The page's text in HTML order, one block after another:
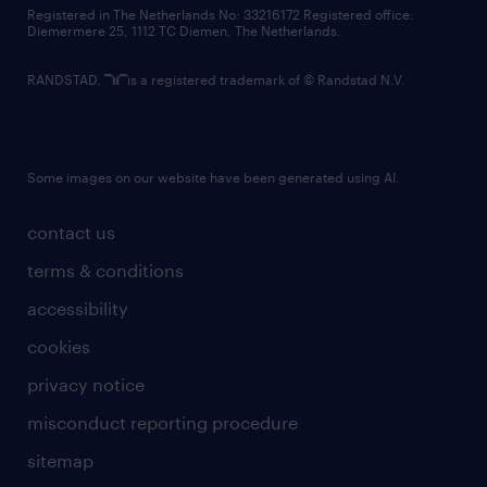
contact us
terms & conditions
accessibility
cookies
privacy notice
misconduct reporting procedure
sitemap
Registered in The Netherlands No: 33216172 Registered office:
Diemermere 25, 1112 TC Diemen, The Netherlands.
RANDSTAD, is a registered trademark of © Randstad N.V.
Some images on our website have been generated using AI.